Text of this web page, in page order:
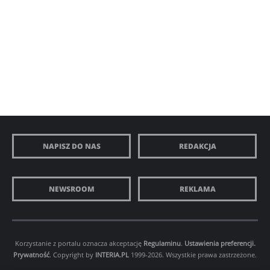
NAPISZ DO NAS REDAKCJA
NEWSROOM REKLAMA
Korzystanie z portalu oznacza akceptację Regulaminu. Ustawienia preferencji.
Prywatność. Copyright by INTERIA.PL 1999-2026. Wszystkie prawa zastrzeżone.